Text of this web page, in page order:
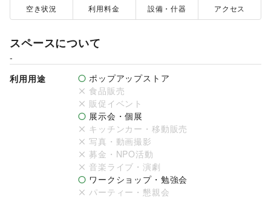
空き状況 利用料金 設備・什器 アクセス
スペースについて
-
利用用途
ポップアップストア
食品販売
販促イベント
展示会・個展
キッチンカー・移動販売
写真・動画撮影
募金・NPO活動
音楽ライブ・演劇
ワークショップ・勉強会
パーティー・懇親会